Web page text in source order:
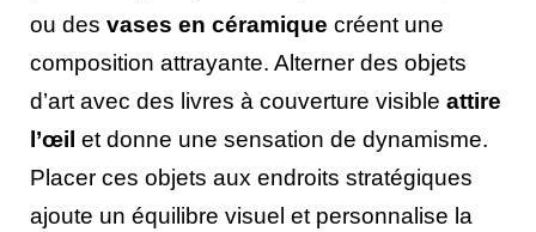
ou des vases en céramique créent une
composition attrayante. Alterner des objets
d’art avec des livres à couverture visible attire
l’œil et donne une sensation de dynamisme.
Placer ces objets aux endroits stratégiques
ajoute un équilibre visuel et personnalise la